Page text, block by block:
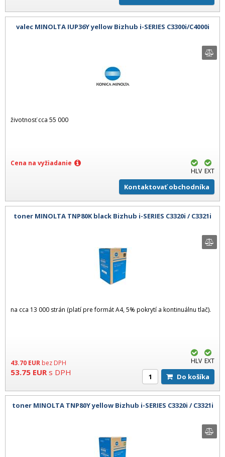
valec MINOLTA IUP36Y yellow Bizhub i-SERIES C3300i/C4000i
životnosť cca 55 000
Cena na vyžiadanie
HLV EXT
Kontaktovať obchodníka
toner MINOLTA TNP80K black Bizhub i-SERIES C3320i / C3321i
na cca 13 000 strán (platí pre formát A4, 5% pokrytí a kontinuálnu tlač).
43.70 EUR bez DPH
53.75 EUR s DPH
HLV EXT
Do košíka
toner MINOLTA TNP80Y yellow Bizhub i-SERIES C3320i / C3321i